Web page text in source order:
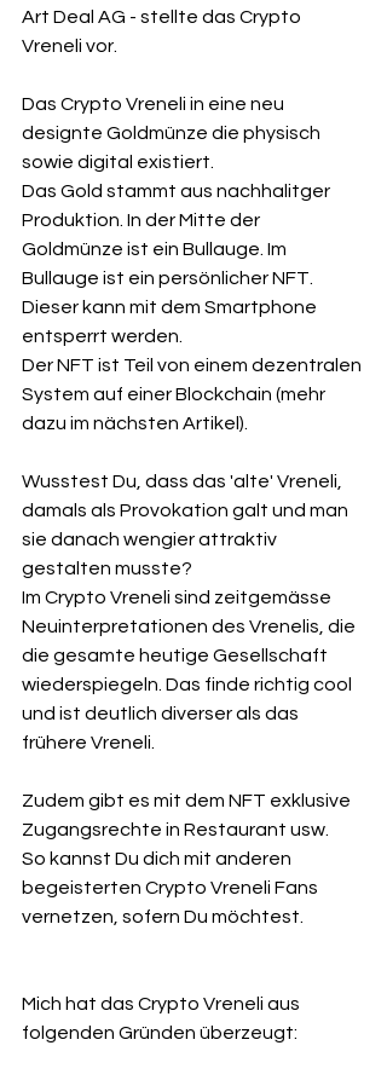
Art Deal AG - stellte das Crypto
Vreneli vor.
Das Crypto Vreneli in eine neu
designte Goldmünze die physisch
sowie digital existiert.
Das Gold stammt aus nachhalitger
Produktion. In der Mitte der
Goldmünze ist ein Bullauge. Im
Bullauge ist ein persönlicher NFT.
Dieser kann mit dem Smartphone
entsperrt werden.
Der NFT ist Teil von einem dezentralen
System auf einer Blockchain (mehr
dazu im nächsten Artikel).
Wusstest Du, dass das 'alte' Vreneli,
damals als Provokation galt und man
sie danach wengier attraktiv
gestalten musste?
Im Crypto Vreneli sind zeitgemässe
Neuinterpretationen des Vrenelis, die
die gesamte heutige Gesellschaft
wiederspiegeln. Das finde richtig cool
und ist deutlich diverser als das
frühere Vreneli.
Zudem gibt es mit dem NFT exklusive
Zugangsrechte in Restaurant usw.
So kannst Du dich mit anderen
begeisterten Crypto Vreneli Fans
vernetzen, sofern Du möchtest.
Mich hat das Crypto Vreneli aus
folgenden Gründen überzeugt: